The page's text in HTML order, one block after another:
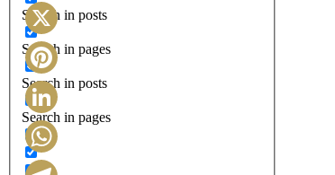
Search in posts
Search in pages
Search in posts
Search in pages
Facebook
X
Pinterest
LinkedIn
WhatsApp